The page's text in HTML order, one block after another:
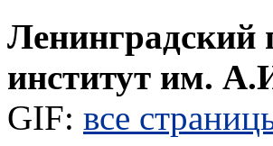
Ленинградский
институт им.
GIF: все